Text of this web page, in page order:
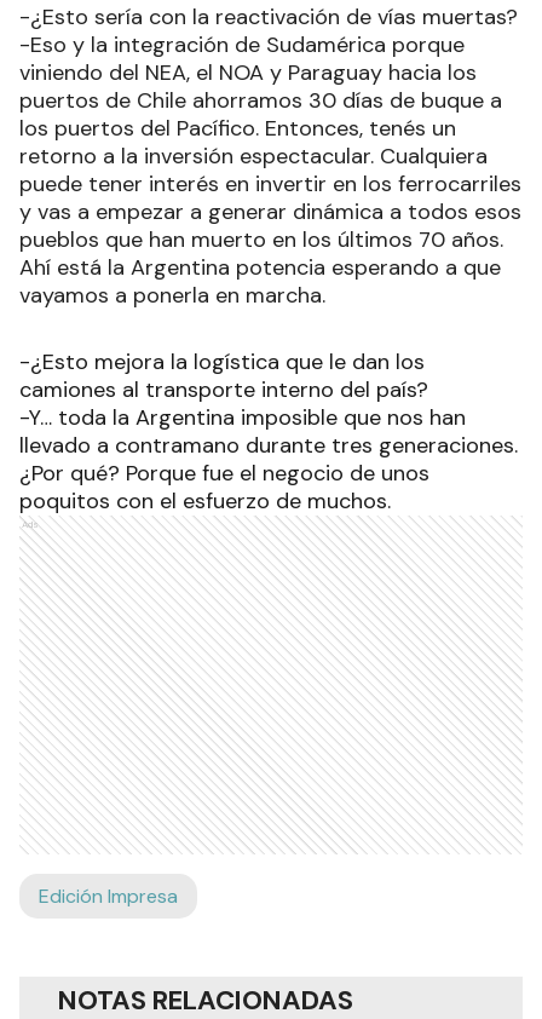
-¿Esto sería con la reactivación de vías muertas?
-Eso y la integración de Sudamérica porque
viniendo del NEA, el NOA y Paraguay hacia los
puertos de Chile ahorramos 30 días de buque a
los puertos del Pacífico. Entonces, tenés un
retorno a la inversión espectacular. Cualquiera
puede tener interés en invertir en los ferrocarriles
y vas a empezar a generar dinámica a todos esos
pueblos que han muerto en los últimos 70 años.
Ahí está la Argentina potencia esperando a que
vayamos a ponerla en marcha.
-¿Esto mejora la logística que le dan los
camiones al transporte interno del país?
-Y… toda la Argentina imposible que nos han
llevado a contramano durante tres generaciones.
¿Por qué? Porque fue el negocio de unos
poquitos con el esfuerzo de muchos.
Ads
Edición Impresa
NOTAS RELACIONADAS